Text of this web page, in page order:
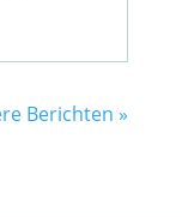
Berichten »